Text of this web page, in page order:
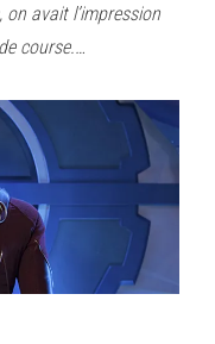
on avait l’impression
course.…